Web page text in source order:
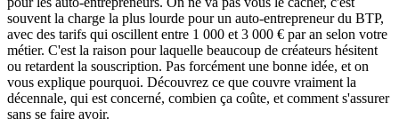
souvent la charge la plus lourde pour un auto-entrepreneur du BTP,
avec des tarifs qui oscillent entre 1 000 et 3 000 € par an selon votre
métier. C'est la raison pour laquelle beaucoup de créateurs hésitent
ou retardent la souscription. Pas forcément une bonne idée, et on
vous explique pourquoi. Découvrez ce que couvre vraiment la
décennale, qui est concerné, combien ça coûte, et comment s'assurer
sans se faire avoir.